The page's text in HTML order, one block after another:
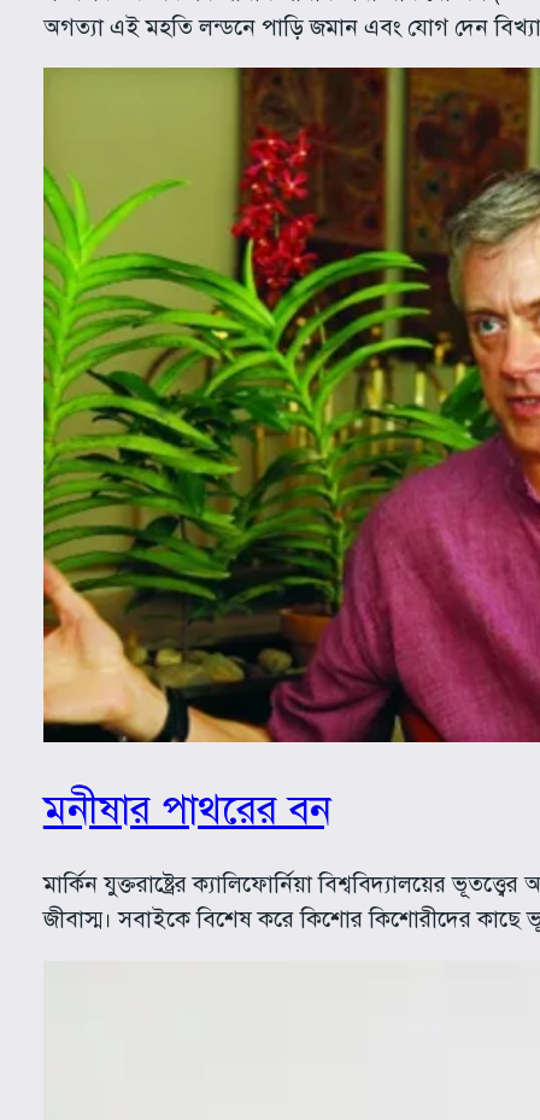
অগত্যা এই মহতি লন্ডনে পাড়ি জমান এবং যোগ দেন
মনীষার পাথরের বন
মার্কিন যুক্তরাষ্ট্রের ক্যালিফোর্নিয়া বিশ্ববিদ্যালয়ের
জীবাস্ম। সবাইকে বিশেষ করে কিশোর কিশোরীদের কাছে